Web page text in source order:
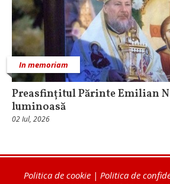
In memoriam
Preasfințitul Părinte Emilian
luminoasă
02 Iul, 2026
Politica de cookie | Politica de